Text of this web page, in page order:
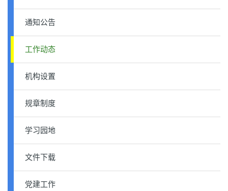
通知公告
工作动态
机构设置
规章制度
学习园地
文件下载
党建工作